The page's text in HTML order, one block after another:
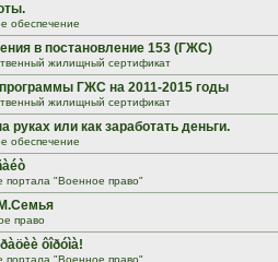
обеспечение
в постановление 153 (ГЖС)
жилищный сертификат
ГЖС на 2011-2015 годы
жилищный сертификат
руках или как заработать деньги.
обеспечение
портала "Военное право"
право
ôîðóìà!
портала "Военное право"